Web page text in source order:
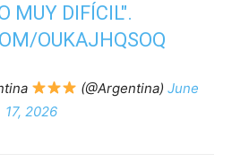
MUY DIFÍCIL".
OUKAJHQSOQ
(@Argentina)June
17, 2026